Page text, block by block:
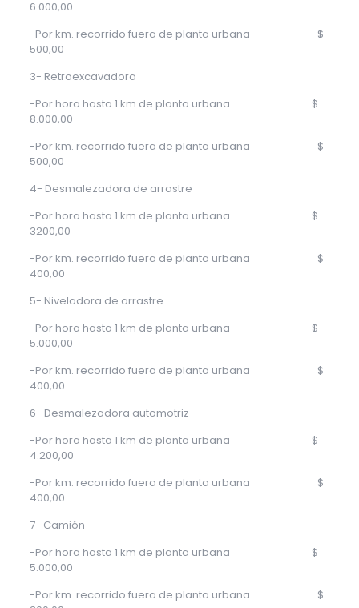
6.000,00
-Por km. recorrido fuera de planta urbana $
500,00
3- Retroexcavadora
-Por hora hasta 1 km de planta urbana $
8.000,00
-Por km. recorrido fuera de planta urbana $
500,00
4- Desmalezadora de arrastre
-Por hora hasta 1 km de planta urbana $
3200,00
-Por km. recorrido fuera de planta urbana $
400,00
5- Niveladora de arrastre
-Por hora hasta 1 km de planta urbana $
5.000,00
-Por km. recorrido fuera de planta urbana $
400,00
6- Desmalezadora automotriz
-Por hora hasta 1 km de planta urbana $
4.200,00
-Por km. recorrido fuera de planta urbana $
400,00
7- Camión
-Por hora hasta 1 km de planta urbana $
5.000,00
-Por km. recorrido fuera de planta urbana $